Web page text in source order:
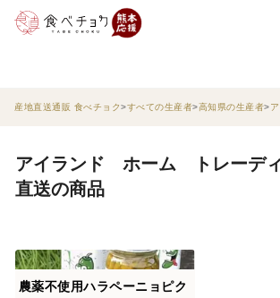
産地直送通販 食べチョク すべての生産者 高知県の生産者
アイランド ホーム トレーデ
直送の商品
農薬不使用ハラペーニョピク